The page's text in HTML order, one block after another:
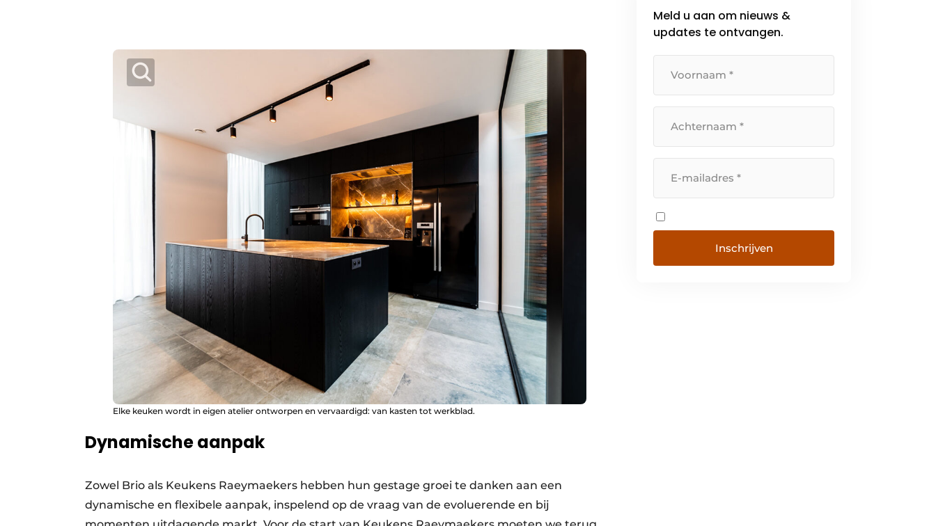
Elke keuken wordt in eigen atelier ontworpen en vervaardigd: van kasten tot werkblad.
Dynamische aanpak
Zowel Brio als Keukens Raeymaekers hebben hun gestage groei te danken aan een
dynamische en flexibele aanpak, inspelend op de vraag van de evoluerende en bij
Meld u aan om nieuws &
updates te ontvangen.